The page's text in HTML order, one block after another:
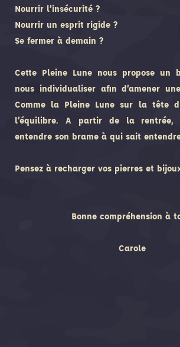
Nourrir l’insécurité ?
Nourrir un esprit rigide ?
Se fermer à demain ?
Cette Pleine Lune nous propose un
nous individualiser afin d’amener
Comme la Pleine Lune sur la tête
l’équilibre. A partir de la rentrée,
entendre son brame à qui sait
Pensez à recharger vos pierres et
Bonne compréhension à
Carole